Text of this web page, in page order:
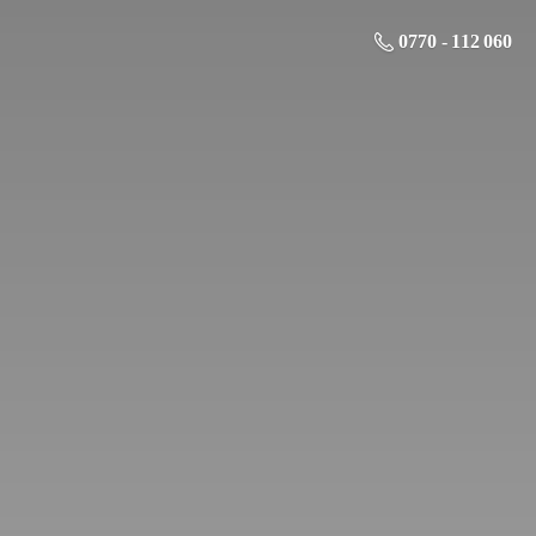
0770 - 112 060